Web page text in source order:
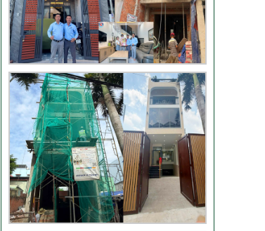
Đánh giá khách hàng
xây nhà tại Thủ Đức
Thi công móng nhà
có sàn vượt nhịp tại
Hóc Môn
Đánh giá của khách